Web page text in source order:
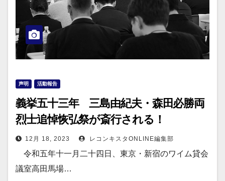
声明 活動報告
義挙五十三年 三島由紀夫・森田必勝両
烈士追悼恢弘祭が斎行される！
12月 18, 2023 レコンキスタONLINE編集部
令和五年十一月二十四日、東京・新宿のワイム貸会
議室高田馬場…